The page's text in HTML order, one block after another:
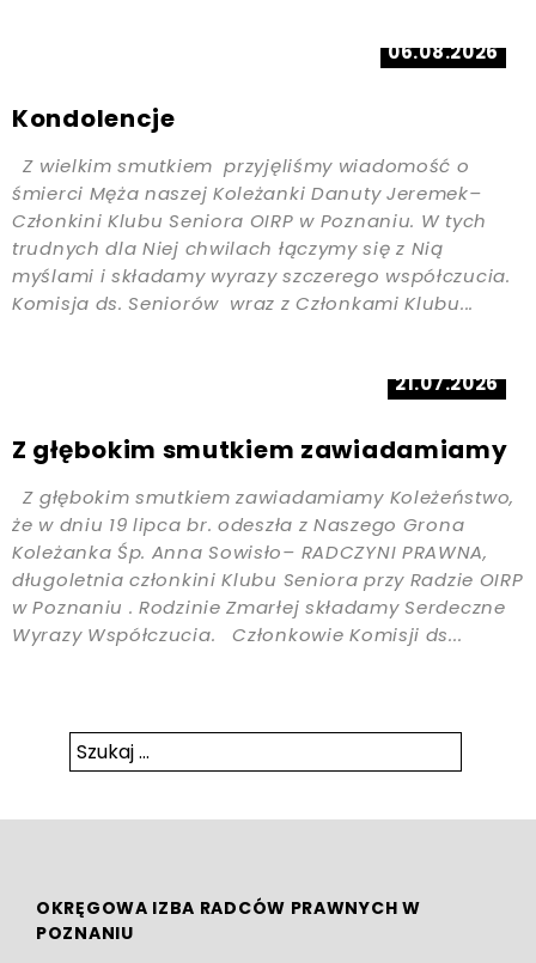
06.08.2026
Kondolencje
Z wielkim smutkiem przyjęliśmy wiadomość o
śmierci Męża naszej Koleżanki Danuty Jeremek–
Członkini Klubu Seniora OIRP w Poznaniu. W tych
trudnych dla Niej chwilach łączymy się z Nią
myślami i składamy wyrazy szczerego współczucia.
Komisja ds. Seniorów wraz z Członkami Klubu...
21.07.2026
Z głębokim smutkiem zawiadamiamy
Z głębokim smutkiem zawiadamiamy Koleżeństwo,
że w dniu 19 lipca br. odeszła z Naszego Grona
Koleżanka Śp. Anna Sowisło– RADCZYNI PRAWNA,
długoletnia członkini Klubu Seniora przy Radzie OIRP
w Poznaniu . Rodzinie Zmarłej składamy Serdeczne
Wyrazy Współczucia. Członkowie Komisji ds...
Szukaj:
OKRĘGOWA IZBA RADCÓW PRAWNYCH W
POZNANIU